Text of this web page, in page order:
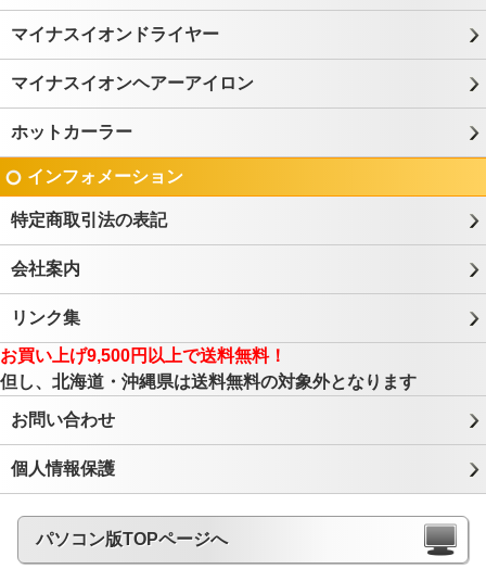
マイナスイオンドライヤー
マイナスイオンヘアーアイロン
ホットカーラー
インフォメーション
特定商取引法の表記
会社案内
リンク集
お買い上げ9,500円以上で送料無料！
但し、北海道・沖縄県は送料無料の対象外となります
お問い合わせ
個人情報保護
パソコン版TOPページへ